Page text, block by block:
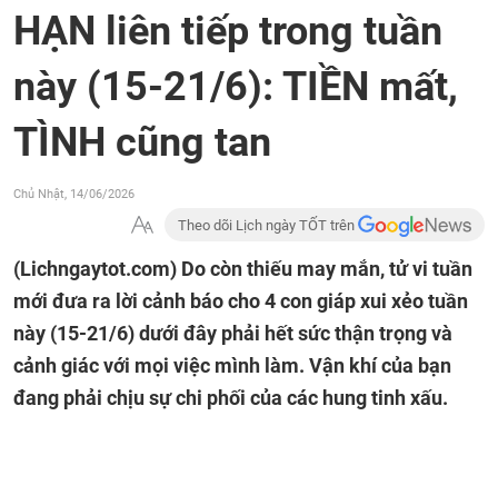
HẠN liên tiếp trong tuần
này (15-21/6): TIỀN mất,
TÌNH cũng tan
Chủ Nhật, 14/06/2026
Theo dõi Lịch ngày TỐT trên
(Lichngaytot.com) Do còn thiếu may mắn, tử vi tuần
mới đưa ra lời cảnh báo cho 4 con giáp xui xẻo tuần
này (15-21/6) dưới đây phải hết sức thận trọng và
cảnh giác với mọi việc mình làm. Vận khí của bạn
đang phải chịu sự chi phối của các hung tinh xấu.